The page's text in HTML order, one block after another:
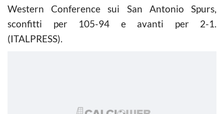
Western Conference sui San Antonio Spurs,
sconfitti per 105-94 e avanti per 2-1.
(ITALPRESS).